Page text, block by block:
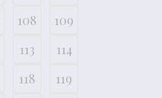
108
109
113
114
118
119